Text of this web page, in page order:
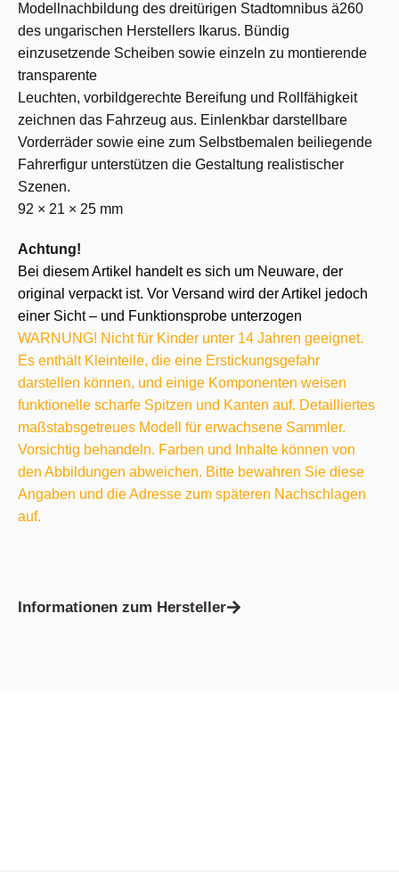
Modellnachbildung des dreitürigen Stadtomnibus ä260
des ungarischen Herstellers Ikarus. Bündig
einzusetzende Scheiben sowie einzeln zu montierende
transparente
Leuchten, vorbildgerechte Bereifung und Rollfähigkeit
zeichnen das Fahrzeug aus. Einlenkbar darstellbare
Vorderräder sowie eine zum Selbstbemalen beiliegende
Fahrerfigur unterstützen die Gestaltung realistischer
Szenen.
92 × 21 × 25 mm
Achtung!
Bei diesem Artikel handelt es sich um Neuware, der
original verpackt ist. Vor Versand wird der Artikel jedoch
einer Sicht – und Funktionsprobe unterzogen
WARNUNG! Nicht für Kinder unter 14 Jahren geeignet.
Es enthält Kleinteile, die eine Erstickungsgefahr
darstellen können, und einige Komponenten weisen
funktionelle scharfe Spitzen und Kanten auf. Detailliertes
maßstabsgetreues Modell für erwachsene Sammler.
Vorsichtig behandeln. Farben und Inhalte können von
den Abbildungen abweichen. Bitte bewahren Sie diese
Angaben und die Adresse zum späteren Nachschlagen
auf.
Informationen zum Hersteller